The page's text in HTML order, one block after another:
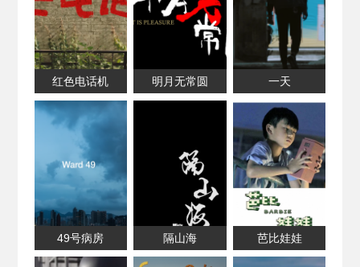
红色电话机 明月无常圆 一天
49号病房 隔山海 芭比娃娃